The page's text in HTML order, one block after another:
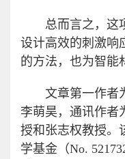
总而言之，这
设计高效的刺激响
的方法，也为智能
文章第一作者
李萌昊，通讯作者
授和张志权教授。
学基金（No.